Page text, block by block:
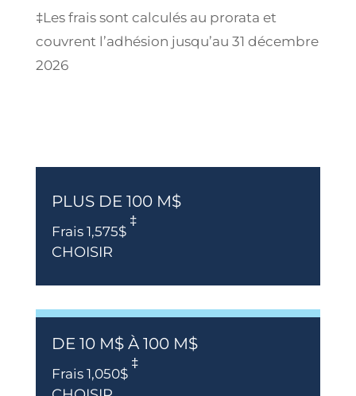
‡Les frais sont calculés au prorata et
couvrent l’adhésion jusqu’au 31 décembre
2026
PLUS DE 100 M$
Frais 1,575$
‡
CHOISIR
DE 10 M$ À 100 M$
Frais 1,050$
‡